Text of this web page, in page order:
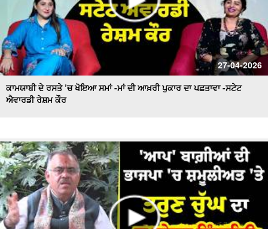
27-04-2026
ਕਾਮਯਾਬੀ ਦੇ ਰਸਤੇ ’ਚ ਖੋਇਆ ਸਮਾਂ -ਮਾਂ ਦੀ ਆਖ਼ਰੀ ਪੁਕਾਰ ਦਾ ਪਛਤਾਵਾ -ਸਟੇਟ
ਐਵਾਰਡੀ ਰੇਸ਼ਮ ਕੌਰ